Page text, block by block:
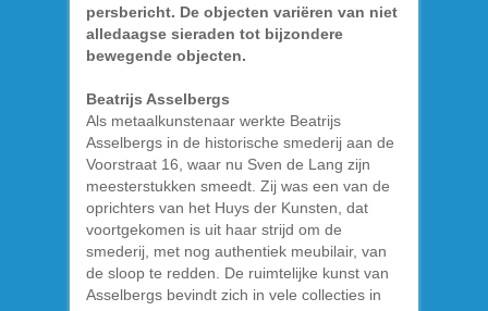
persbericht. De objecten variëren van niet
alledaagse sieraden tot bijzondere
bewegende objecten.
Beatrijs Asselbergs
Als metaalkunstenaar werkte Beatrijs
Asselbergs in de historische smederij aan de
Voorstraat 16, waar nu Sven de Lang zijn
meesterstukken smeedt. Zij was een van de
oprichters van het Huys der Kunsten, dat
voortgekomen is uit haar strijd om de
smederij, met nog authentiek meubilair, van
de sloop te redden. De ruimtelijke kunst van
Asselbergs bevindt zich in vele collecties in